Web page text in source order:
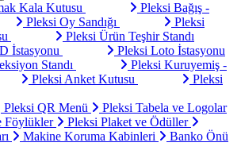
Kala Kutusu
Pleksi Bağış -
Pleksi Oy Sandığı
Pleksi
Pleksi Ürün Teşhir Standı
İstasyonu
Pleksi Loto İstasyonu
Standı
Pleksi Kuruyemiş -
Pleksi Anket Kutusu
Pleksi
Pleksi QR Menü
Pleksi Tabela ve Logolar
Föylükler
Pleksi Plaket ve Ödüller
Makine Koruma Kabinleri
Banko Önü